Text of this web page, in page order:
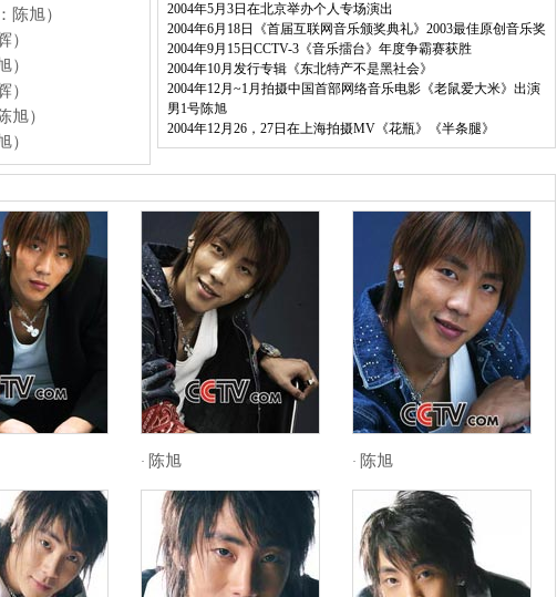
陈旭）
）
）
）
旭）
）
2004年5月3日在北京举办个人专场演出
2004年6月18日《首届互联网音乐颁奖典礼》2003最佳原创音乐奖
2004年9月15日CCTV-3《音乐擂台》年度争霸赛获胜
2004年10月发行专辑《东北特产不是黑社会》
2004年12月~1月拍摄中国首部网络音乐电影《老鼠爱大米》出演
男1号陈旭
2004年12月26，27日在上海拍摄MV《花瓶》《半条腿》
· 陈旭 · 陈旭